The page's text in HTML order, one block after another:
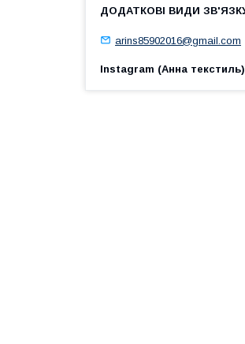
arins85902016@gmail.com
Instagram (Анна текстиль)